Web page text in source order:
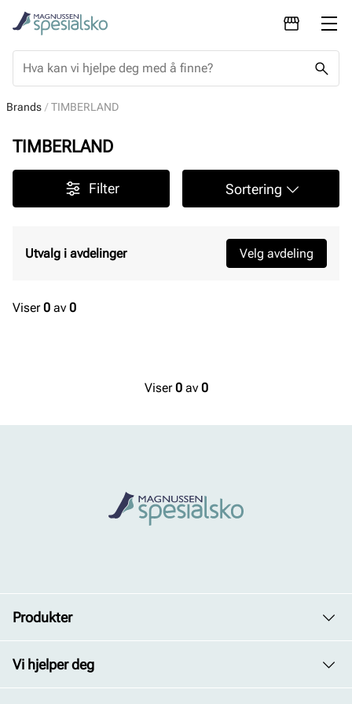
Brands TIMBERLAND
TIMBERLAND
Filter Sortering
Utvalg i avdelinger Velg avdeling
Viser0 av 0
Viser0av 0
Produkter
Dame
Herre
Vi hjelper deg